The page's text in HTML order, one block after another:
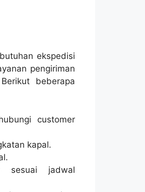
ekspedisi
pengiriman
beberapa
customer
kapal.
sesuai jadwal